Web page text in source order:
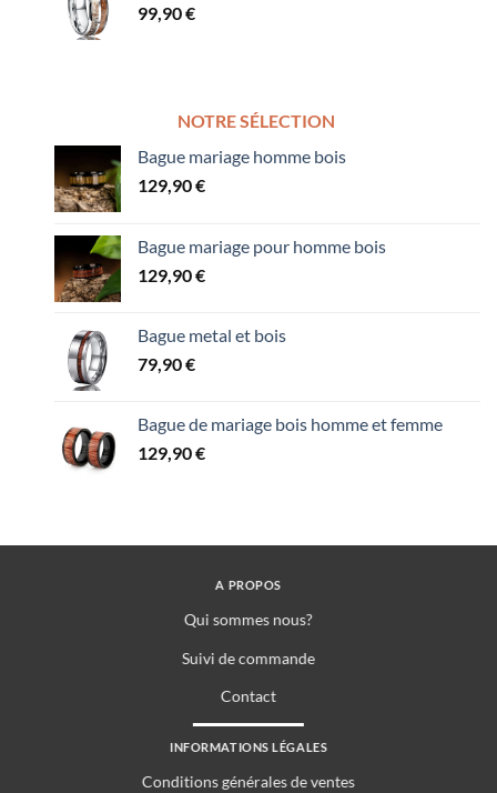
99,90€
NOTRE SÉLECTION
Bague mariage homme bois
129,90€
Bague mariage pour homme bois
129,90€
Bague metal et bois
79,90€
Bague de mariage bois homme et femme
129,90€
A PROPOS
Qui sommes nous?
Suivi de commande
Contact
INFORMATIONS LÉGALES
Conditions générales de ventes